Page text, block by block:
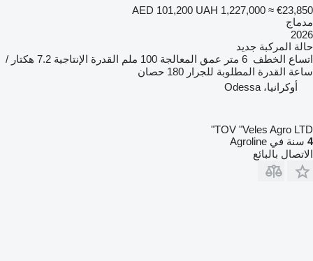
AED 101,200 UAH 1,227,000 ≈ €23,850
مدماج
2026
حالة المركبة جديد
اتساع الخطف 6 متر عمق المعالجة 100 ملم القدرة الإنتاجية
7.2 هكتار /
ساعة القدرة المطلوبة للجرار 180 حصان
أوكرانيا، Odessa
TOV "Veles Agro LTD"
4 سنة في Agroline
الاتصال بالبائع